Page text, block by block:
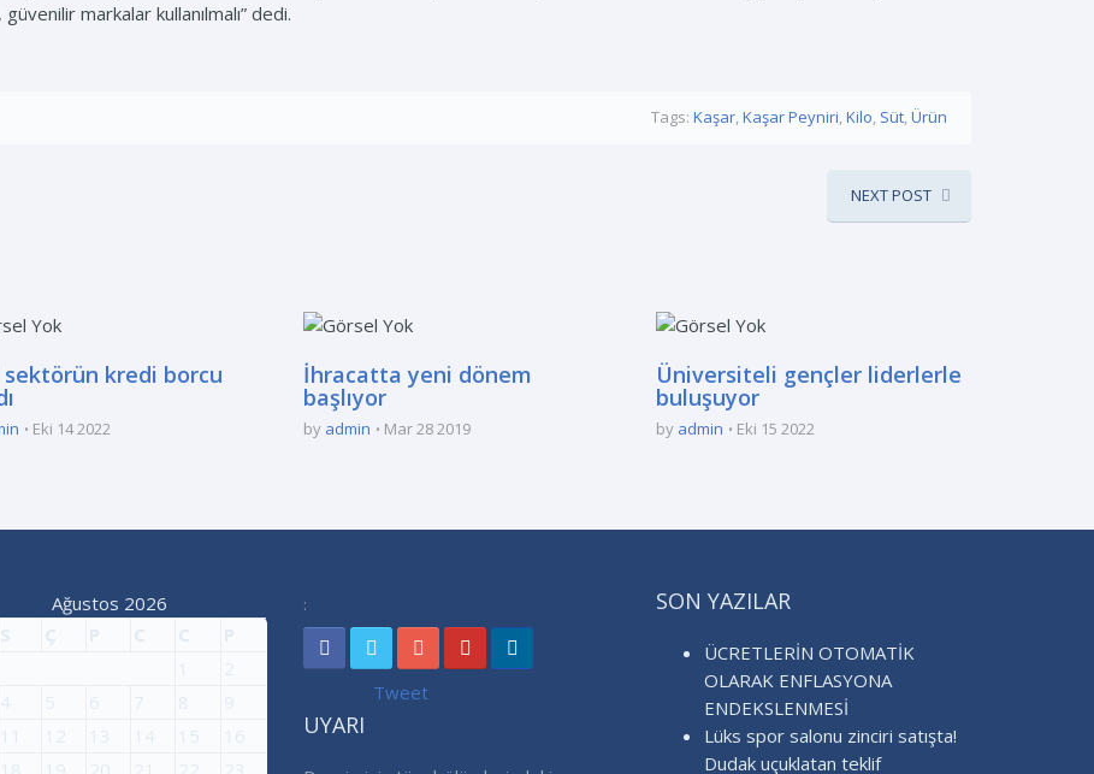
markalar kullanılmalı” dedi.
Tags: Kaşar,Kaşar Peyniri,Kilo, Süt,Ürün
NEXT POST
sektörün kredi borcu
Eki 14 2022
İhracatta yeni dönem
başlıyor
by admin Mar 28 2019
Üniversiteli gençler liderlerle
buluşuyor
by admin Eki 15 2022
Ağustos 2026
S Ç P C C
P
1
2
4 5 6 7 8
9
11 12 13 14 15
16
18 19 20 21 22 23
:
Tweet
UYARI
SON YAZILAR
ÜCRETLERİN OTOMATİK
OLARAK ENFLASYONA
ENDEKSLENMESİ
Lüks spor salonu zinciri satışta!
Dudak uçuklatan teklif